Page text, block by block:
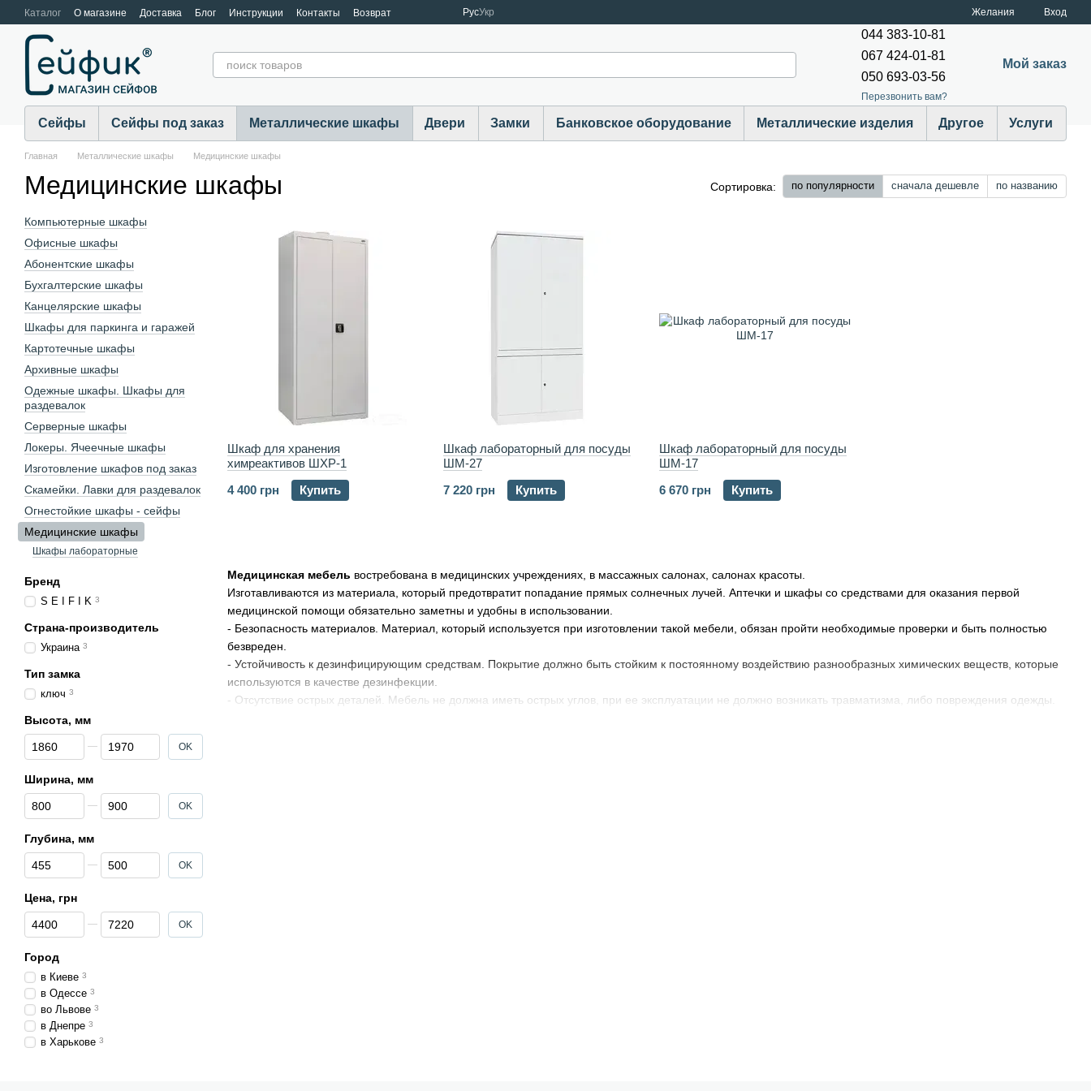
Перейти к основному контенту
Каталог О магазине Доставка Блог Инструкции Контакты Возврат РусУкр Желания Вход
044 383-10-81
067 424-01-81
050 693-03-56
Перезвонить вам?
Мой заказ
Cейфы Сейфы под заказ Металлические шкафы Двери Замки Банковское оборудование Металлические изделия Другое Услуги
Главная Металлические шкафы Медицинские шкафы
Медицинские шкафы Сортировка: по популярности сначала дешевле по названию
Медицинская мебель востребована в медицинских учреждениях, в массажных салонах, салонах красоты.
Изготавливаются из материала, который предотвратит попадание прямых солнечных лучей. Аптечки и шкафы со средствами для оказания первой
медицинской помощи обязательно заметны и удобны в использовании.
- Безопасность материалов. Материал, который используется при изготовлении такой мебели, обязан пройти необходимые проверки и быть полностью
безвреден.
- Устойчивость к дезинфицирующим средствам. Покрытие должно быть стойким к постоянному воздействию разнообразных химических веществ, которые
используются в качестве дезинфекции.
- Отсутствие острых деталей. Мебель не должна иметь острых углов, при ее эксплуатации не должно возникать травматизма, либо повреждения одежды.
Шкаф для хранения
химреактивов ШХР-1
4 400 грн
Купить
Шкаф лабораторный для посуды
ШМ-27
7 220 грн
Купить
Шкаф лабораторный для посуды
ШМ-17
6 670 грн
Купить
Компьютерные шкафы
Офисные шкафы
Абонентские шкафы
Бухгалтерские шкафы
Канцелярские шкафы
Шкафы для паркинга и гаражей
Картотечные шкафы
Архивные шкафы
Одежные шкафы. Шкафы для
раздевалок
Серверные шкафы
Локеры. Ячеечные шкафы
Изготовление шкафов под заказ
Скамейки. Лавки для раздевалок
Огнестойкие шкафы - сейфы
Медицинские шкафы
Шкафы лабораторные
Бренд
S E I F I K 3
Страна-производитель
Украина 3
Тип замка
ключ 3
Высота, мм
От Высота, мм
До Высота, мм OK
Ширина, мм
От Ширина, мм
До Ширина, мм OK
Глубина, мм
От Глубина, мм
До Глубина, мм OK
Цена, грн
От Цена, грн
До Цена, грн OK
Город
в Киеве 3
в Одессе 3
во Львове 3
в Днепре 3
в Харькове 3